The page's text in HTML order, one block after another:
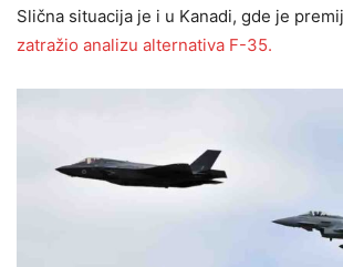
Slična situacija je i u Kanadi, gde je
zatražio analizu alternativa F-35.